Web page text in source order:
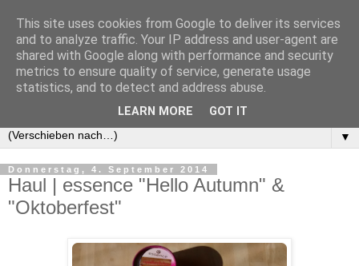
▼
Donnerstag, 4. September 2014
Haul | essence "Hello Autumn" &
"Oktoberfest"
This site uses cookies from Google to deliver its services
and to analyze traffic. Your IP address and user-agent are
shared with Google along with performance and security
metrics to ensure quality of service, generate usage
statistics, and to detect and address abuse.
LEARN MORE GOT IT